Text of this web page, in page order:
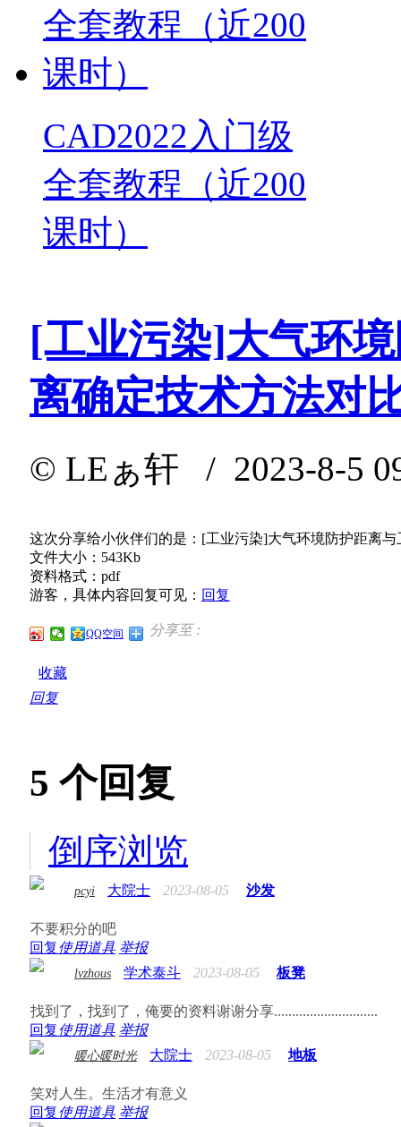
CAD2022入门级
全套教程（近200
课时）
[工业污染]大气环
离确定技术方法对
© LEぁ轩 / 2023-8-5
这次分享给小伙伴们的是：[工业污染]大气环境防护距离
文件大小：543Kb
资料格式：pdf
游客，具体内容回复可见： 回复
分享至 :
QQ空间
收藏
回复
5 个回复
倒序浏览
pcyi 大院士 2023-08-05 沙发
不要积分的吧
回复使用道具 举报
lvzhous 学术泰斗 2023-08-05 板凳
找到了，找到了，俺要的资料谢谢分享.............................
回复使用道具 举报
暖心暖时光 大院士 2023-08-05 地板
笑对人生。生活才有意义
回复使用道具 举报